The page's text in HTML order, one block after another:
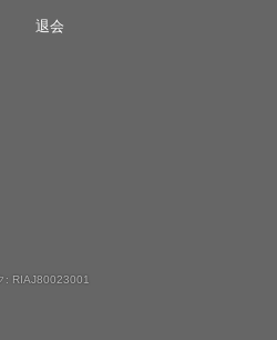
退会
: RIAJ80023001